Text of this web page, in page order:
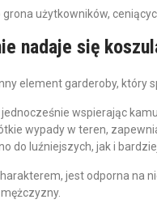
użytkowników,
nadaje się
element garderoby, który
wspierając
wypady w teren,
do luźniejszych, jak i
jest odporna na